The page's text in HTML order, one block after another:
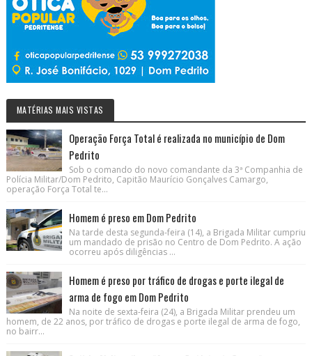
MATÉRIAS MAIS VISTAS
Operação Força Total é realizada no município de Dom
Pedrito
Sob o comando do novo comandante da 3ª Companhia de
Polícia Militar/Dom Pedrito, Capitão Maurício Gonçalves Camargo,
operação Força Total te...
Homem é preso em Dom Pedrito
Na tarde desta segunda-feira (14), a Brigada Militar cumpriu
um mandado de prisão no Centro de Dom Pedrito. A ação
ocorreu após diligências ...
Homem é preso por tráfico de drogas e porte ilegal de
arma de fogo em Dom Pedrito
Na noite de sexta-feira (24), a Brigada Militar prendeu um
homem, de 22 anos, por tráfico de drogas e porte ilegal de arma de fogo,
no bairr...